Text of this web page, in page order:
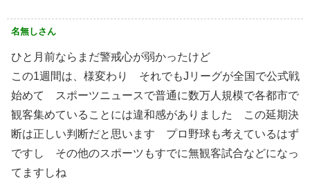
名無しさん
ひと月前ならまだ警戒心が弱かったけど
この1週間は、様変わり それでもJリーグが全国で公式戦
始めて スポーツニュースで普通に数万人規模で各都市で
観客集めていることには違和感がありました この延期決
断は正しい判断だと思います プロ野球も考えているはず
ですし その他のスポーツもすでに無観客試合などになっ
てますしね